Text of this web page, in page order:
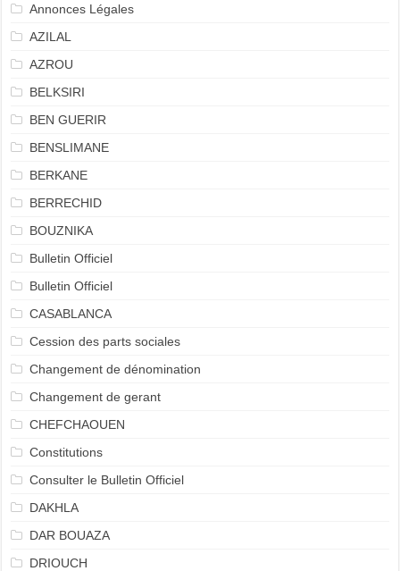
Annonces Légales
AZILAL
AZROU
BELKSIRI
BEN GUERIR
BENSLIMANE
BERKANE
BERRECHID
BOUZNIKA
Bulletin Officiel
Bulletin Officiel
CASABLANCA
Cession des parts sociales
Changement de dénomination
Changement de gerant
CHEFCHAOUEN
Constitutions
Consulter le Bulletin Officiel
DAKHLA
DAR BOUAZA
DRIOUCH